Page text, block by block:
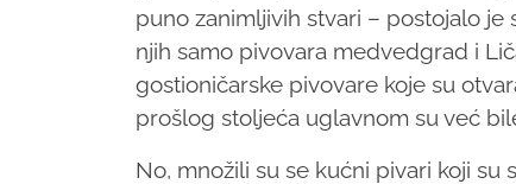
puno zanimljivih stvari – postojalo
njih samo pivovara medvedgrad i
gostioničarske pivovare koje su
prošlog stoljeća uglavnom su već
No, množili su se kućni pivari koji su